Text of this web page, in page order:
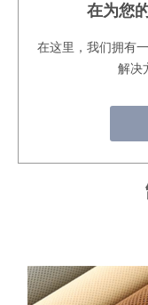
在为您
在这里，我们拥有
解决